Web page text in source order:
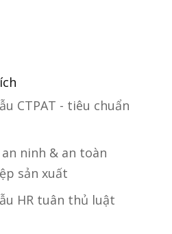
CTPAT - tiêu chuẩn
ninh & an toàn
sản xuất
HR tuân thủ luật